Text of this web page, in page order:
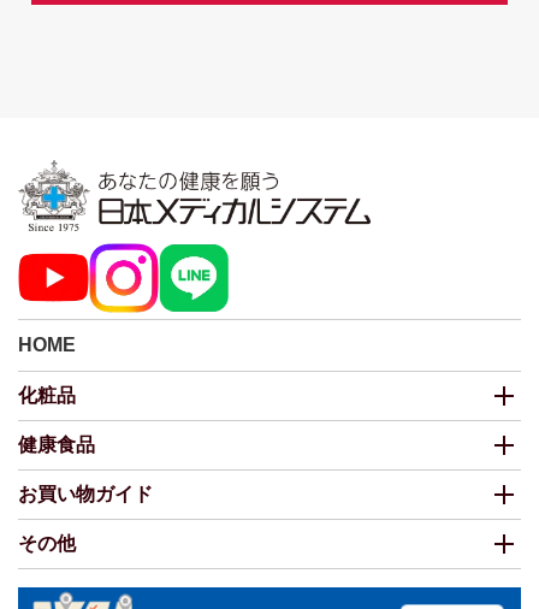
HOME
化粧品
健康食品
お買い物ガイド
その他